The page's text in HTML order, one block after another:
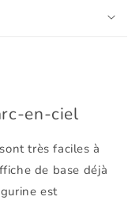
en-ciel
sont très faciles à
de base déjà
est